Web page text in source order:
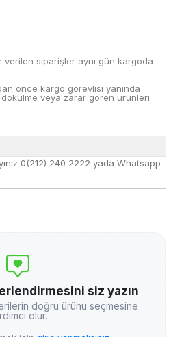
siparişler aynı gün kargoda
önce kargo görevlisi yanında
dökülme veya zarar gören ürünleri
0(212) 240 2222 yada Whatsapp
siz yazın
doğru ürünü seçmesine
olur.